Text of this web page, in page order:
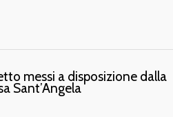
messi a disposizione dalla
Sant’Angela